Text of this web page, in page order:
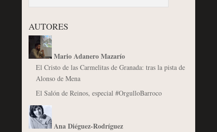
AUTORES
Mario Adanero Mazarío
El Cristo de las Carmelitas de Granada: tras la pista de
Alonso de Mena
El Salón de Reinos, especial #OrgulloBarroco
Ana Diéguez-Rodríguez